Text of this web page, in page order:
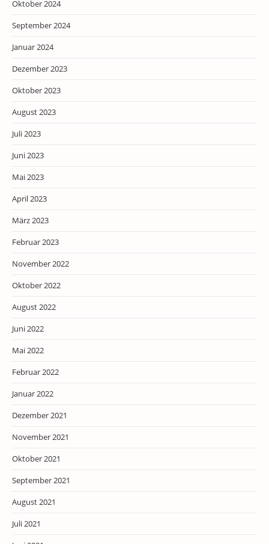
Oktober 2024
September 2024
Januar 2024
Dezember 2023
Oktober 2023
August 2023
Juli 2023
Juni 2023
Mai 2023
April 2023
März 2023
Februar 2023
November 2022
Oktober 2022
August 2022
Juni 2022
Mai 2022
Februar 2022
Januar 2022
Dezember 2021
November 2021
Oktober 2021
September 2021
August 2021
Juli 2021